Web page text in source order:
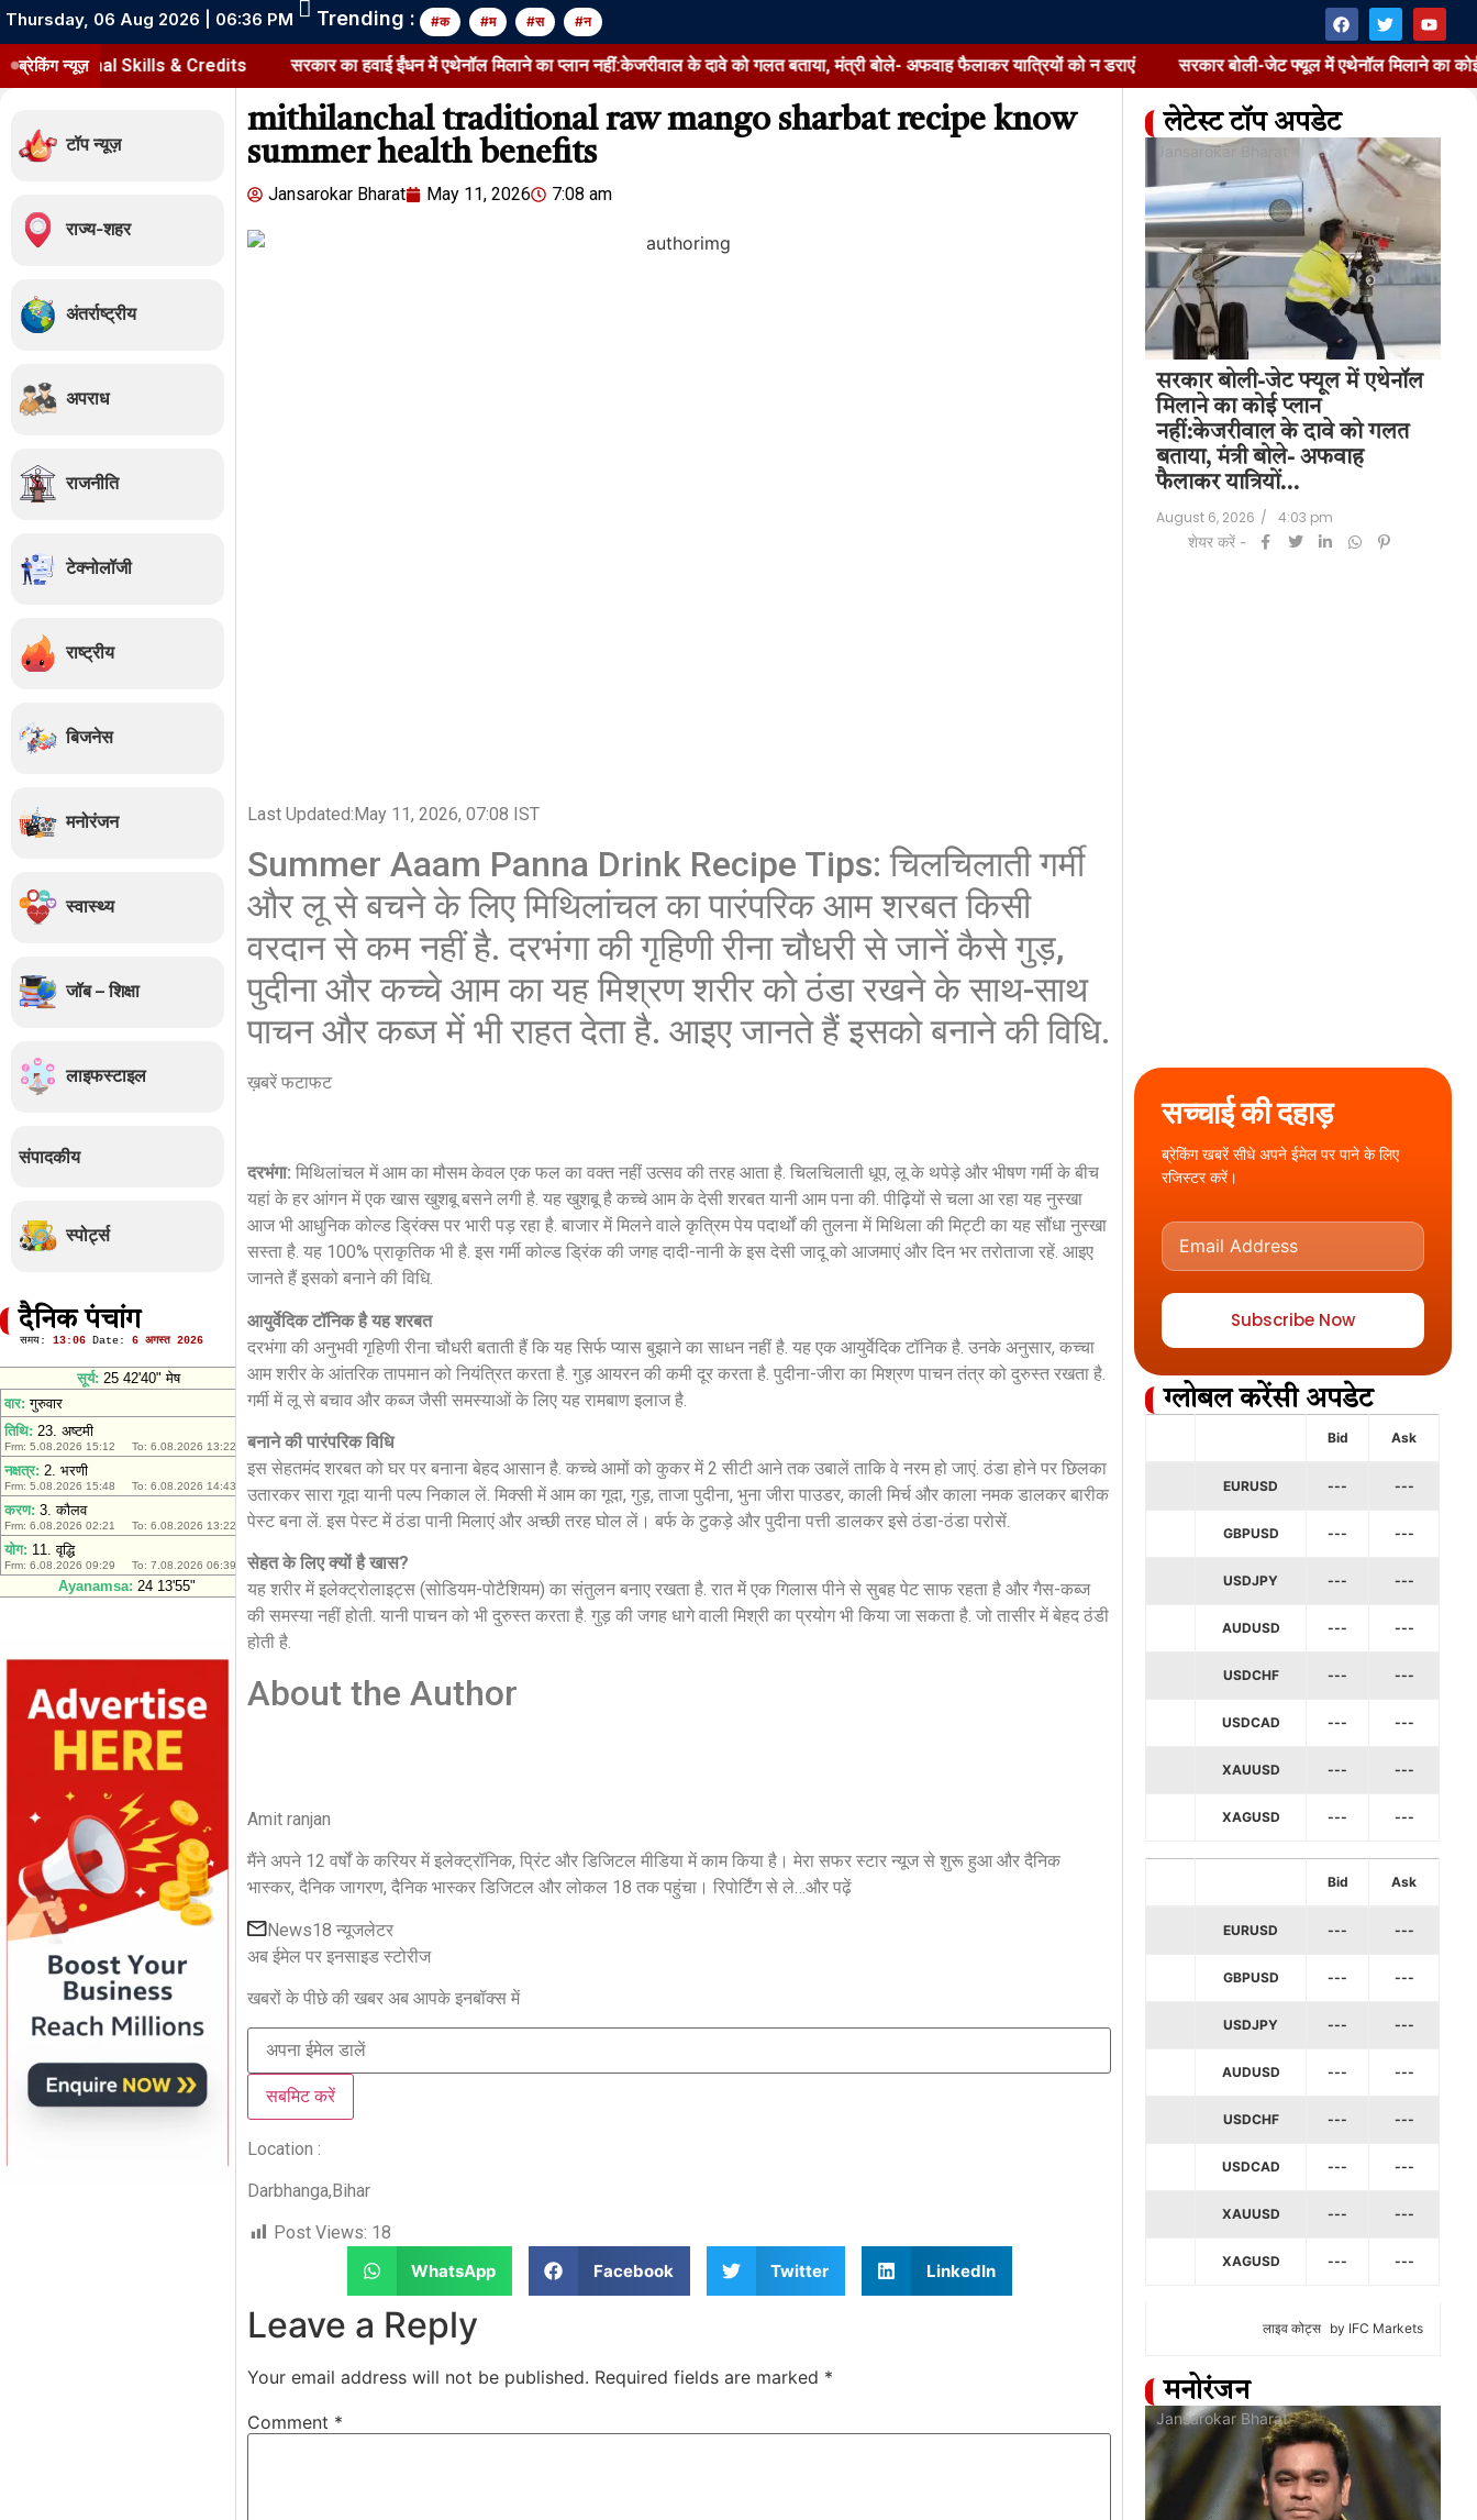
Thursday, 06 Aug 2026 | 06:36 PM Trending : #क #म #स #न
ब्रेकिंग न्यूज़
Skills & Credits सरकार का हवाई ईंधन में एथेनॉल मिलाने का प्लान नहीं:केजरीवाल के दावे को गलत बताया, मंत्री बोले- अफवाह फैलाकर यात्रियों को न डराएं सरकार बोली-जेट फ्यूल में एथेनॉल मिलाने का कोई प्लान
टॉप न्यूज़
राज्य-शहर
अंतर्राष्ट्रीय
अपराध
राजनीति
टेक्नोलॉजी
राष्ट्रीय
बिजनेस
मनोरंजन
स्वास्थ्य
जॉब – शिक्षा
लाइफस्टाइल
संपादकीय
स्पोर्ट्स
दैनिक पंचांग
mithilanchal traditional raw mango sharbat recipe know
summer health benefits
Jansarokar Bharat May 11, 2026 7:08 am
Last Updated:May 11, 2026, 07:08 IST
Summer Aaam Panna Drink Recipe Tips: चिलचिलाती गर्मी
और लू से बचने के लिए मिथिलांचल का पारंपरिक आम शरबत किसी
वरदान से कम नहीं है. दरभंगा की गृहिणी रीना चौधरी से जानें कैसे गुड़,
पुदीना और कच्चे आम का यह मिश्रण शरीर को ठंडा रखने के साथ-साथ
पाचन और कब्ज में भी राहत देता है. आइए जानते हैं इसको बनाने की विधि.
ख़बरें फटाफट
दरभंगा: मिथिलांचल में आम का मौसम केवल एक फल का वक्त नहीं उत्सव की तरह आता है. चिलचिलाती धूप, लू के थपेड़े और भीषण गर्मी के बीच
यहां के हर आंगन में एक खास खुशबू बसने लगी है. यह खुशबू है कच्चे आम के देसी शरबत यानी आम पना की. पीढ़ियों से चला आ रहा यह नुस्खा
आज भी आधुनिक कोल्ड ड्रिंक्स पर भारी पड़ रहा है. बाजार में मिलने वाले कृत्रिम पेय पदार्थों की तुलना में मिथिला की मिट्टी का यह सौंधा नुस्खा
सस्ता है. यह 100% प्राकृतिक भी है. इस गर्मी कोल्ड ड्रिंक की जगह दादी-नानी के इस देसी जादू को आजमाएं और दिन भर तरोताजा रहें. आइए
जानते हैं इसको बनाने की विधि.
आयुर्वेदिक टॉनिक है यह शरबत
दरभंगा की अनुभवी गृहिणी रीना चौधरी बताती हैं कि यह सिर्फ प्यास बुझाने का साधन नहीं है. यह एक आयुर्वेदिक टॉनिक है. उनके अनुसार, कच्चा
आम शरीर के आंतरिक तापमान को नियंत्रित करता है. गुड़ आयरन की कमी दूर करता है. पुदीना-जीरा का मिश्रण पाचन तंत्र को दुरुस्त रखता है.
गर्मी में लू से बचाव और कब्ज जैसी समस्याओं के लिए यह रामबाण इलाज है.
बनाने की पारंपरिक विधि
इस सेहतमंद शरबत को घर पर बनाना बेहद आसान है. कच्चे आमों को कुकर में 2 सीटी आने तक उबालें ताकि वे नरम हो जाएं. ठंडा होने पर छिलका
उतारकर सारा गूदा यानी पल्प निकाल लें. मिक्सी में आम का गूदा, गुड़, ताजा पुदीना, भुना जीरा पाउडर, काली मिर्च और काला नमक डालकर बारीक
पेस्ट बना लें. इस पेस्ट में ठंडा पानी मिलाएं और अच्छी तरह घोल लें। बर्फ के टुकड़े और पुदीना पत्ती डालकर इसे ठंडा-ठंडा परोसें.
सेहत के लिए क्यों है खास?
यह शरीर में इलेक्ट्रोलाइट्स (सोडियम-पोटैशियम) का संतुलन बनाए रखता है. रात में एक गिलास पीने से सुबह पेट साफ रहता है और गैस-कब्ज
की समस्या नहीं होती. यानी पाचन को भी दुरुस्त करता है. गुड़ की जगह धागे वाली मिश्री का प्रयोग भी किया जा सकता है. जो तासीर में बेहद ठंडी
होती है.
About the Author
Amit ranjan
मैंने अपने 12 वर्षों के करियर में इलेक्ट्रॉनिक, प्रिंट और डिजिटल मीडिया में काम किया है। मेरा सफर स्टार न्यूज से शुरू हुआ और दैनिक
भास्कर, दैनिक जागरण, दैनिक भास्कर डिजिटल और लोकल 18 तक पहुंचा। रिपोर्टिंग से ले…और पढ़ें
News18 न्यूजलेटर
अब ईमेल पर इनसाइड स्‍टोर‍ीज
खबरों के पीछे की खबर अब आपके इनबॉक्‍स में
सबमिट करें
Location :
Darbhanga,Bihar
Post Views: 18
WhatsApp
Facebook Twitter LinkedIn
Leave a Reply
Your email address will not be published. Required fields are marked *
Comment *
लेटेस्ट टॉप अपडेट
Jansarokar Bharat Jansarokar Bharat
सरकार बोली-जेट फ्यूल में एथेनॉल
मिलाने का कोई प्लान
नहीं:केजरीवाल के दावे को गलत
बताया, मंत्री बोले- अफवाह
फैलाकर यात्रियों…
August 6, 2026 /
4:03 pm
शेयर करें -
सच्चाई की दहाड़
ब्रेकिंग खबरें सीधे अपने ईमेल पर पाने के लिए
रजिस्टर करें।
Subscribe Now
ग्लोबल करेंसी अपडेट
Bid Ask
EURUSD --- ---
GBPUSD --- ---
USDJPY --- ---
AUDUSD --- ---
USDCHF --- ---
USDCAD --- ---
XAUUSD --- ---
XAGUSD --- ---
Bid Ask
EURUSD --- ---
GBPUSD --- ---
USDJPY --- ---
AUDUSD --- ---
USDCHF --- ---
USDCAD --- ---
XAUUSD --- ---
XAGUSD --- ---
लाइव कोट्स by IFC Markets
मनोरंजन
Jansarokar Bharat